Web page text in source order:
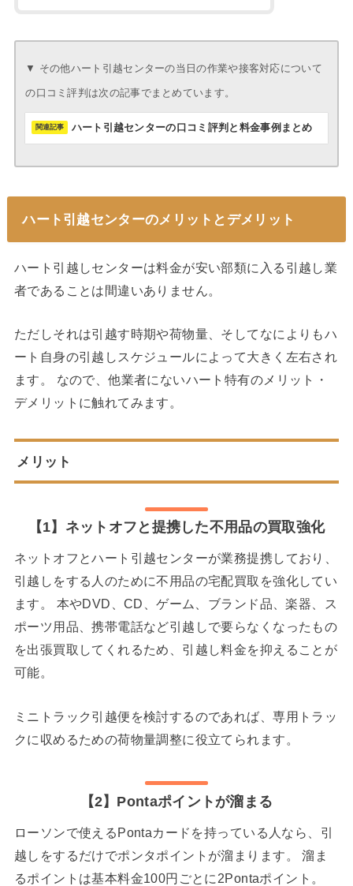
▼ その他ハート引越センターの当日の作業や接客対応について
の口コミ評判は次の記事でまとめています。
ハート引越センターの口コミ評判と料金事例まとめ
ハート引越センターのメリットとデメリット
ハート引越しセンターは料金が安い部類に入る引越し業
者であることは間違いありません。
ただしそれは引越す時期や荷物量、そしてなによりもハ
ート自身の引越しスケジュールによって大きく左右され
ます。 なので、他業者にないハート特有のメリット・
デメリットに触れてみます。
メリット
【1】ネットオフと提携した不用品の買取強化
ネットオフとハート引越センターが業務提携しており、
引越しをする人のために不用品の宅配買取を強化してい
ます。 本やDVD、CD、ゲーム、ブランド品、楽器、ス
ポーツ用品、携帯電話など引越しで要らなくなったもの
を出張買取してくれるため、引越し料金を抑えることが
可能。
ミニトラック引越便を検討するのであれば、専用トラッ
クに収めるための荷物量調整に役立てられます。
【2】Pontaポイントが溜まる
ローソンで使えるPontaカードを持っている人なら、引
越しをするだけでポンタポイントが溜まります。 溜ま
るポイントは基本料金100円ごとに2Pontaポイント。